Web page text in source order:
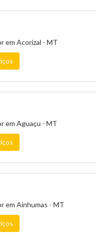
em Acorizal - MT
em Aguaçu - MT
em Ainhumas - MT